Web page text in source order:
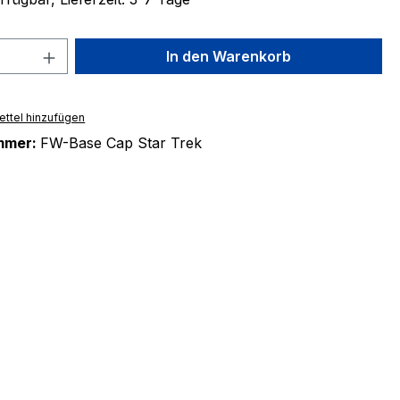
Anzahl: Gib den gewünschten Wert
In den Warenkorb
hinzufügen
FW-Base Cap Star Trek